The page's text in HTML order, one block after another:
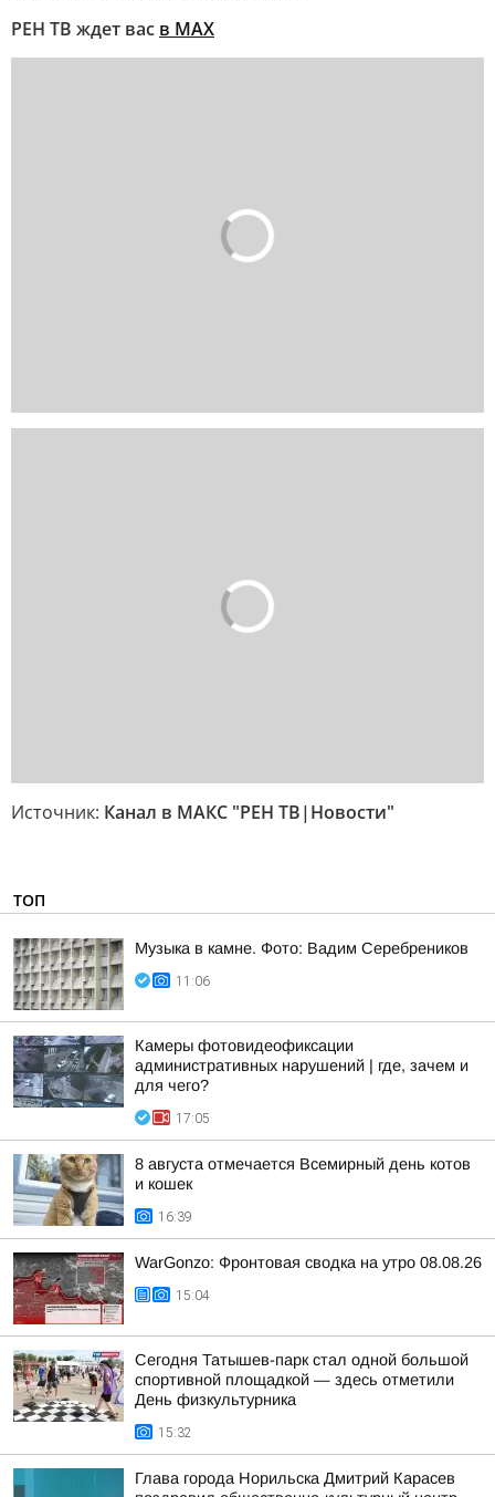
РЕН ТВ ждет вас в MAX
Источник: Канал в МАКС "РЕН ТВ|Новости"
ТОП
Музыка в камне. Фото: Вадим Серебреников
11:06
Камеры фотовидеофиксации
административных нарушений | где, зачем и
для чего?
17:05
8 августа отмечается Всемирный день котов
и кошек
16:39
WarGonzo: Фронтовая сводка на утро 08.08.26
15:04
Сегодня Татышев-парк стал одной большой
спортивной площадкой — здесь отметили
День физкультурника
15:32
Глава города Норильска Дмитрий Карасев